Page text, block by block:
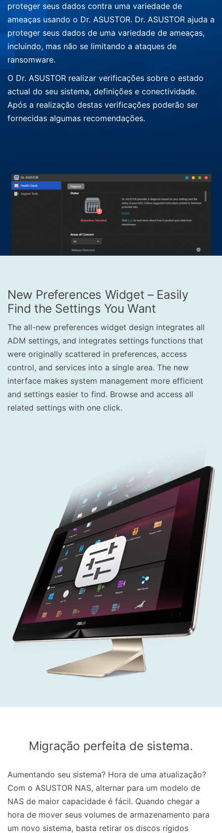
proteger seus dados contra uma variedade de
ameaças usando o Dr. ASUSTOR. Dr. ASUSTOR ajuda a
proteger seus dados de uma variedade de ameaças,
incluindo, mas não se limitando a ataques de
ransomware.
O Dr. ASUSTOR realizar verificações sobre o estado
actual do seu sistema, definições e conectividade.
Após a realização destas verificações poderão ser
fornecidas algumas recomendações.
New Preferences Widget – Easily
Find the Settings You Want
The all-new preferences widget design integrates all
ADM settings, and integrates settings functions that
were originally scattered in preferences, access
control, and services into a single area. The new
interface makes system management more efficient
and settings easier to find. Browse and access all
related settings with one click.
Migração perfeita de sistema.
Aumentando seu sistema? Hora de uma atualização?
Com o ASUSTOR NAS, alternar para um modelo de
NAS de maior capacidade é fácil. Quando chegar a
hora de mover seus volumes de armazenamento para
um novo sistema, basta retirar os discos rígidos